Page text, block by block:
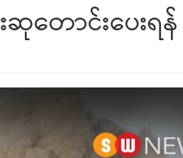
ောင်းပေးရန်